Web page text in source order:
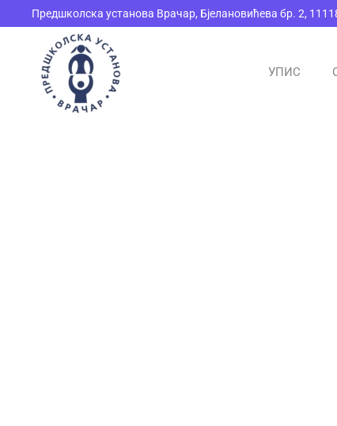
Skip to main content
Предшколска установа Врачар, Бјелановићева бр. 2,
УПИС